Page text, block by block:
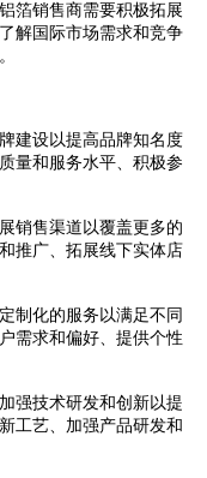
销售商需要积极拓展
解国际市场需求和竞争
设以提高品牌知名度
量和服务水平、积极参
售渠道以覆盖更多的
推广、拓展线下实体店
化的服务以满足不同
需求和偏好、提供个性
技术研发和创新以提
工艺、加强产品研发和